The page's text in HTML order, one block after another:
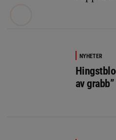
NYHETER
av grabb”